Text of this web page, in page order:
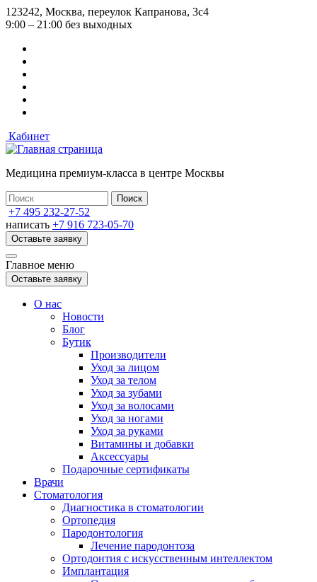
Перейти
к
содержанию
123242, Москва, переулок Капранова, 3с4
9:00 – 21:00 без выходных
Кабинет
Медицина премиум-класса в центре Москвы
+7 495 232-27-52
написать +7 916 723-05-70
Оставьте заявку
Главное меню
Оставьте заявку
О нас
Новости
Блог
Бутик
Производители
Уход за лицом
Уход за телом
Уход за зубами
Уход за волосами
Уход за ногами
Уход за руками
Витамины и добавки
Аксессуары
Подарочные сертификаты
Врачи
Стоматология
Диагностика в стоматологии
Ортопедия
Пародонтология
Лечение пародонтоза
Ортодонтия с искусственным интеллектом
Имплантация